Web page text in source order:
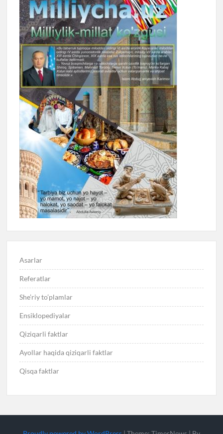
Asarlar
Referatlar
She’riy to’plamlar
Ensiklopediyalar
Qiziqarli faktlar
Ayollar haqida qiziqarli faktlar
Qisqa faktlar